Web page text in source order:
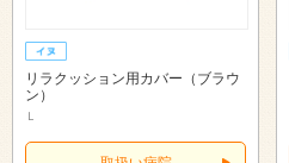
リラクッション用カバー（ブラウ
ン）
Ｌ